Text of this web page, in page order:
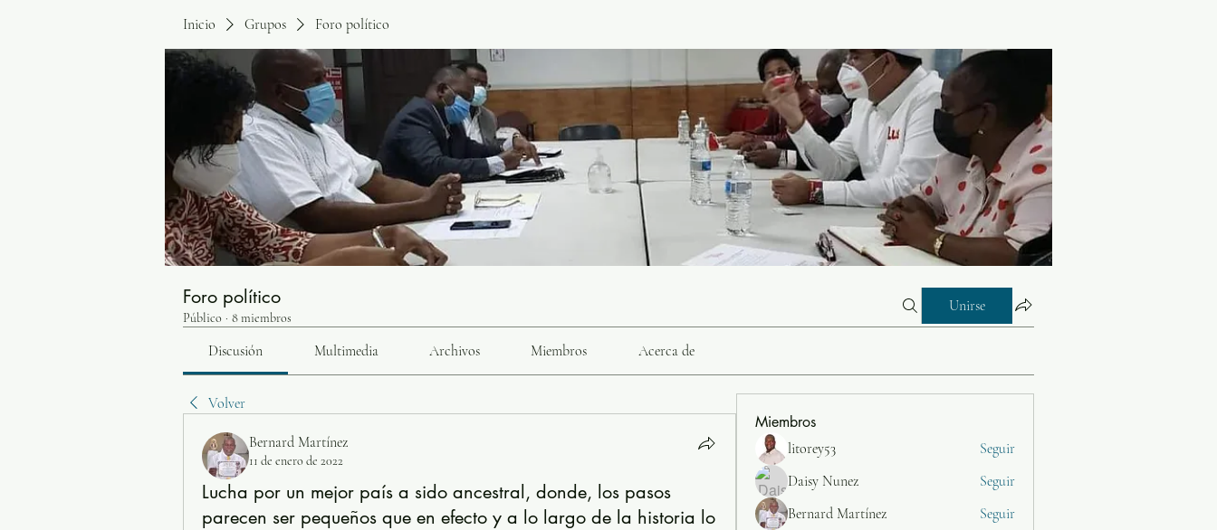
Inicio Grupos Foro político
Foro político
Público · 8 miembros
Unirse
Discusión Multimedia Archivos Miembros Acerca de
Volver
Bernard Martínez
11 de enero de 2022
Lucha por un mejor país a sido ancestral, donde, los pasos
parecen ser pequeños que en efecto y a lo largo de la historia lo
Miembros
litorey53
Seguir
Daisy Nunez
Seguir
Bernard Martínez
Seguir